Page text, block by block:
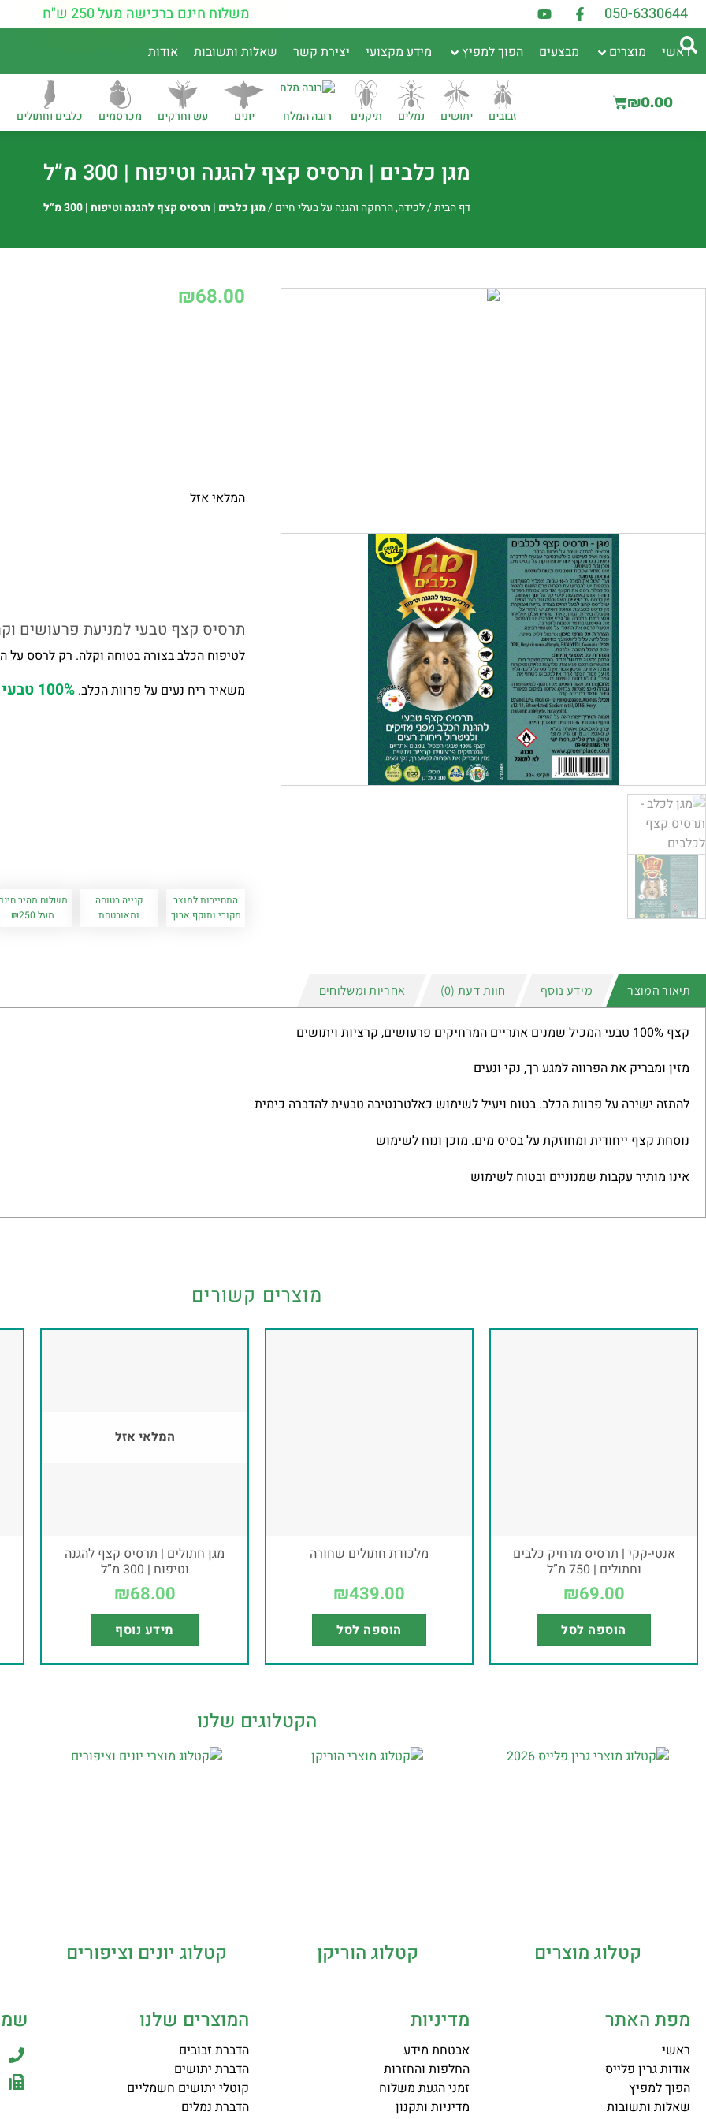
050-6330644 משלוח חינם ברכישה מעל 250 ש"ח
ראשי מוצרים מבצעים הפוך למפיץ מידע מקצועי יצירת קשר שאלות ותשובות אודות
₪0.00
זבובים יתושים נמלים תיקנים רובה המלח יונים עש וחרקים מכרסמים כלבים וחתולים
מגן כלבים | תרסיס קצף להגנה וטיפוח | 300 מ”ל
דף הבית/לכידה, הרחקה והגנה על בעלי חיים/מגן כלבים | תרסיס קצף להגנה וטיפוח | 300 מ”ל
₪68.00
המלאי אזל
תרסיס קצף טבעי למניעת פרעושים
לטיפוח הכלב בצורה בטוחה וקלה. רק לרסס על
משאיר ריח נעים על פרוות הכלב. 100% טבעי
התחייבות למוצר
מקורי ותוקף ארוך
קנייה בטוחה
ומאובטחת
משלוח מהיר
מעל ₪250
תיאור המוצר מידע נוסף חוות דעת (0) אחריות ומשלוחים
קצף 100% טבעי המכיל שמנים אתריים המרחיקים פרעושים, קרציות ויתושים
מזין ומבריק את הפרווה למגע רך, נקי ונעים
להתזה ישירה על פרוות הכלב. בטוח ויעיל לשימוש כאלטרנטיבה טבעית להדברה כימית
נוסחת קצף ייחודית ומחוזקת על בסיס מים. מוכן ונוח לשימוש
אינו מותיר עקבות שמנוניים ובטוח לשימוש
מוצרים קשורים
אנטי-קקי | תרסיס מרחיק כלבים
וחתולים | 750 מ”ל
₪69.00
הוספה לסל
מלכודת חתולים שחורה
₪439.00
הוספה לסל
המלאי אזל
מגן חתולים | תרסיס קצף להגנה
וטיפוח | 300 מ”ל
₪68.00
מידע נוסף
הקטלוגים שלנו
קטלוג מוצרים קטלוג הוריקן קטלוג יונים וציפורים
מפת האתר
ראשי
אודות גרין פלייס
הפוך למפיץ
שאלות ותשובות
מדיניות
אבטחת מידע
החלפות והחזרות
זמני הגעת משלוח
מדיניות ותקנון
המוצרים שלנו
הדברת זבובים
הדברת יתושים
קוטלי יתושים חשמליים
הדברת נמלים